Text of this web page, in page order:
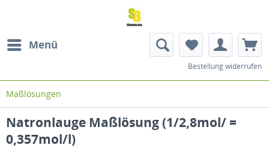
Menü
Bestellung widerrufen
Maßlösungen
Natronlauge Maßlösung (1/2,8mol/ =
0,357mol/l)